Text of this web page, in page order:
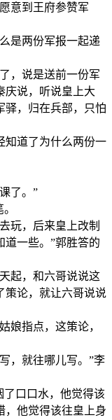
意到王府参赞军
是两份军报一起递
，说是送前一份军
庆说，听说皇上大
驿，归在兵部，只怕
知道了为什么两份一
了。”
玩，后来皇上改制
道一些。”郭胜答的
起，和六哥说说这
策论，就让六哥说说
娘指点，这策论，
，就往哪儿写。”李
口口水，他觉得该
他觉得该往皇上身